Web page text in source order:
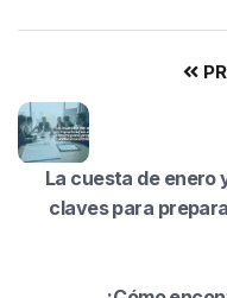
La cuesta de enero
claves para